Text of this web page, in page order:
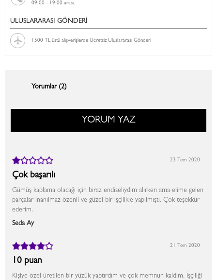
09:00 - 19:00 arası.
ULUSLARARASI GÖNDERİ
1500 TL üstü alışverişlerde Ücretsiz Uluslararası Gönderi
Yorumlar (2)
YORUM YAZ
Çok başarılı
Gümüş kaplama olacağı için biraz endiseliydim alırken ama elime gelen
parçalar inanılmaz özenli ve güzel bir işçilikle yapılmıştı. Çok teşekkür
ederim.
Seda Ay
23 Tem 2020
10 puan
Kişiye özel üretilen bir yüzük yaptırdım ve çok memnun kaldım. İşçiliği
21 Tem 2020